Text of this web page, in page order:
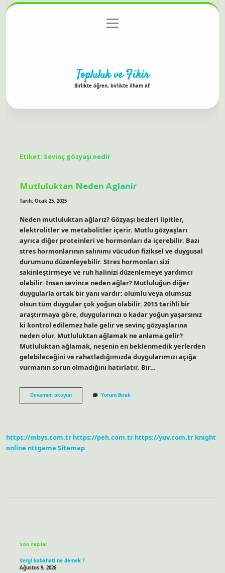
Gizlilik Politikası
menüyü
aç
Topluluk ve Fikir
Birlikte öğren, birlikte ilham al!
Etiket: Sevinç gözyaşı nedir
Mutluluktan Neden Aglanir
Tarih: Ocak 25, 2025
Neden mutluluktan ağlarız? Gözyaşı bezleri lipitler,
elektrolitler ve metabolitler içerir. Mutlu gözyaşları
ayrıca diğer proteinleri ve hormonları da içerebilir. Bazı
stres hormonlarının salınımı vücudun fiziksel ve duygusal
durumunu düzenleyebilir. Stres hormonları sizi
sakinleştirmeye ve ruh halinizi düzenlemeye yardımcı
olabilir. İnsan sevince neden ağlar? Mutluluğun diğer
duygularla ortak bir yanı vardır: olumlu veya olumsuz
olsun tüm duygular çok yoğun olabilir. 2015 tarihli bir
araştırmaya göre, duygularınızı o kadar yoğun yaşarsınız
ki kontrol edilemez hale gelir ve sevinç gözyaşlarına
neden olur. Mutluluktan ağlamak ne anlama gelir?
Mutluluktan ağlamak, neşenin en beklenmedik yerlerden
gelebileceğini ve rahatladığımızda duygularımızı açığa
vurmanın sorun olmadığını hatırlatır. Bir…
Devamını okuyunMutluluktan
Neden
Yorum Bırak
https://mbys.com.tr https://peh.com.tr https://yuv.com.tr knight
online nttgame Sitemap
Son Yazılar
Vergi kabahati ne demek ?
Ağustos 9, 2026